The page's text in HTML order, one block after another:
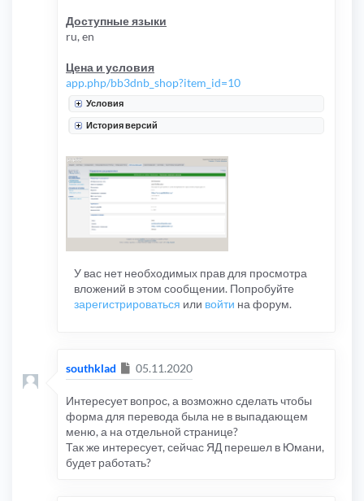
Доступные языки
ru, en
Цена и условия
app.php/bb3dnb_shop?item_id=10
Условия
История версий
У вас нет необходимых прав для просмотра
вложений в этом сообщении. Попробуйте
зарегистрироваться или войти на форум.
southklad Сообщение
05.11.2020
Интересует вопрос, а возможно сделать чтобы
форма для перевода была не в выпадающем
меню, а на отдельной странице?
Так же интересует, сейчас ЯД перешел в Юмани,
будет работать?